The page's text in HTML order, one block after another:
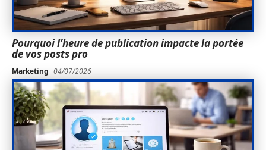
Pourquoi l’heure de publication impacte la portée
de vos posts pro
Marketing 04/07/2026